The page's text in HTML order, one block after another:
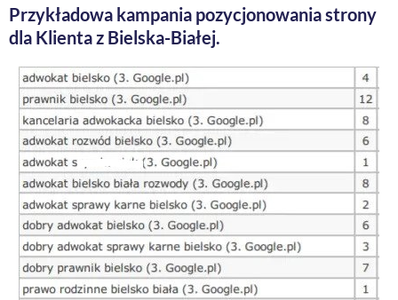
Przykładowa kampania pozycjonowania strony
dla Klienta z Bielska-Białej.